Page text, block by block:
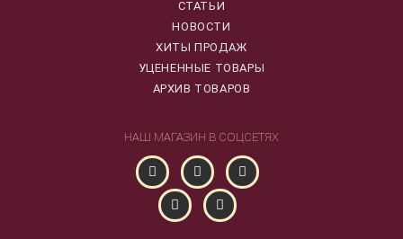
СТАТЬИ
НОВОСТИ
ХИТЫ ПРОДАЖ
УЦЕНЕННЫЕ ТОВАРЫ
АРХИВ ТОВАРОВ
НАШ МАГАЗИН В СОЦСЕТЯХ